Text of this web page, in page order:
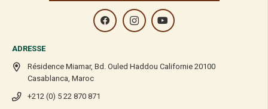
ADRESSE
Résidence Miamar, Bd. Ouled Haddou Californie 20100
Casablanca, Maroc
+212 (0) 5 22 870 871